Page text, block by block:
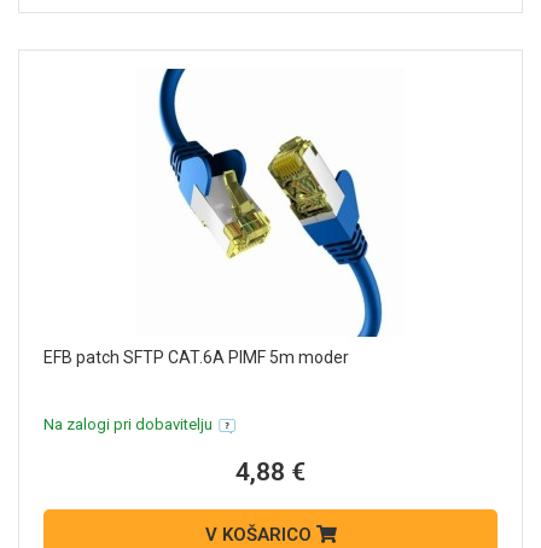
EFB patch SFTP CAT.6A PIMF 5m moder
Na zalogi pri dobavitelju
4,88 €
V KOŠARICO